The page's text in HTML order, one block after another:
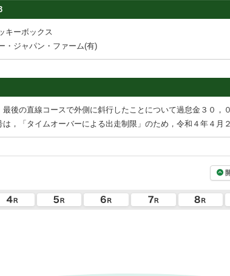
キーボックス
・ジャパン・ファーム(有)
後の直線コースで外側に斜行したことについて過怠金３０，
，「タイムオーバーによる出走制限」のため，令和４年４月